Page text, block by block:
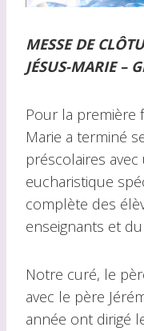
MESSE DE
JÉSUS-MARIE –
Pour la première
Marie a terminé
préscolaires
eucharistique
complète des
enseignants et
Notre curé, le
avec le père
année ont dirigé